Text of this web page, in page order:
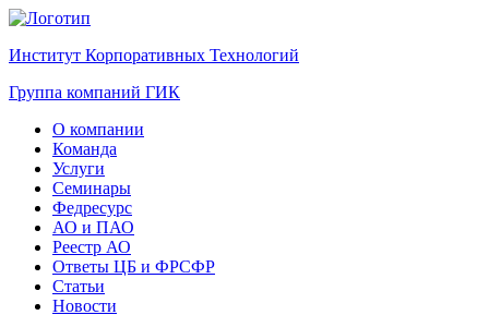
Институт Корпоративных Технологий
Группа компаний ГИК
О компании
Команда
Услуги
Семинары
Федресурс
АО и ПАО
Реестр АО
Ответы ЦБ и ФРСФР
Статьи
Новости